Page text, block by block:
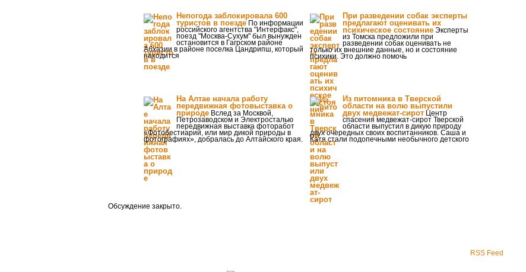
Непогода заблокировала 600
туристов в поезде По информации
российского агентства "Интерфакс",
поезд "Москва-Сухум" был вынужден
остановится в Гагрском районе
Абхазии в районе поселка Цандрипш, который
находится
При разведении собак эксперты
предлагают оценивать их
психическое состояние Эксперты
из Томска предложили при
разведении собак оценивать не
только их внешние данные, но и состояние
психики. Это должно помочь
На Алтае начала работу
передвижная фотовыставка о
природе Вслед за Москвой,
Петрозаводском и Электросталью
передвижная выставка фоторабот
«Фотобестиарий, или мир дикой природы в
фотографиях», добралась до Алтайского края.
Из питомника в Тверской
области на волю выпустили
двух медвежат-сирот Центр
спасения медвежат-сирот Тверской
области выпустил в дикую природу
двух очередных своих воспитанников. Саша и
Катя стали подопечными необычного детского
Обсуждение закрыто.
RSS Feed